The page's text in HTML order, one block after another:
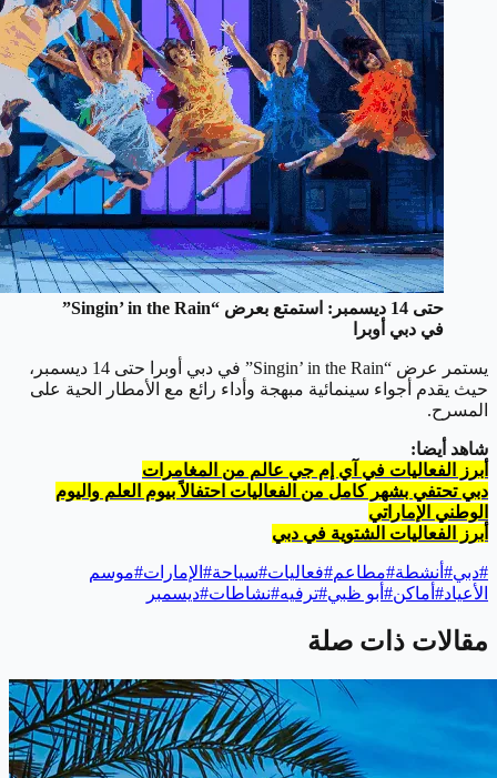
حتى 14 ديسمبر: استمتع بعرض “Singin’ in the Rain”
في دبي أوبرا
يستمر عرض “Singin’ in the Rain” في دبي أوبرا حتى 14 ديسمبر،
حيث يقدم أجواء سينمائية مبهجة وأداء رائع مع الأمطار الحية على
المسرح.
شاهد أيضا:
أبرز الفعاليات في آي إم جي عالم من المغامرات
دبي تحتفي بشهر كامل من الفعاليات احتفالاً بيوم العلم واليوم
الوطني الإماراتي
أبرز الفعاليات الشتوية في دبي
#دبي# أنشطة#مطاعم#فعاليات#سياحة# الإمارات#موسم
الأعياد# أماكن# أبو ظبي#ترفيه#نشاطات#ديسمبر
مقالات ذات صلة